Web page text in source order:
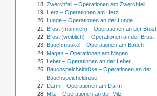
Zwerchfell – Operationen am Zwerchfell
Herz – Operationen am Herz
Lunge – Operationen an der Lunge
Brust (männlich) – Operationen an der Brust
Brust (weiblich) – Operationen an der Brust
Bauchmuskel – Operationen am Bauch
Magen – Operationen am Magen
Leber – Operationen an der Leber
Bauchspeicheldrüse – Operationen an der
Bauchspeicheldrüse
Darm – Operationen am Darm
Milz – Operationen an der Milz